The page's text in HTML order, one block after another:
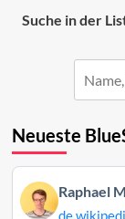
Finale
Suche in der
Neueste
Beitrag
von
Raphael